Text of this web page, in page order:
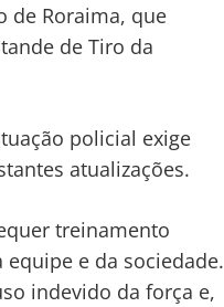
de Roraima, que
de Tiro da
policial exige
atualizações.
treinamento
e da sociedade.
indevido da força e,